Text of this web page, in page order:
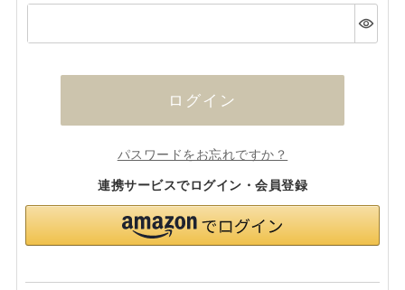
須)
ログイン
パスワードをお忘れですか？
連携サービスでログイン・会員登録